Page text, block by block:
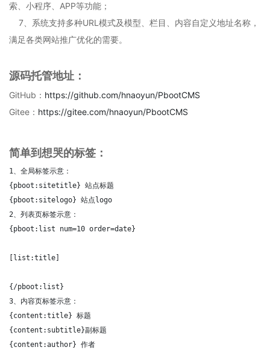
索、小程序、APP等功能；
7、系统支持多种URL模式及模型、栏目、内容自定义地址名称，
满足各类网站推广优化的需要。
源码托管地址：
GitHub： https://github.com/hnaoyun/PbootCMS
Gitee： https://gitee.com/hnaoyun/PbootCMS
简单到想哭的标签：
1、全局标签示意：
{pboot:sitetitle} 站点标题
{pboot:sitelogo} 站点logo
2、列表页标签示意：
{pboot:list num=10 order=date}
[list:title]
{/pboot:list}
3、内容页标签示意：
{content:title} 标题
{content:subtitle}副标题
{content:author} 作者